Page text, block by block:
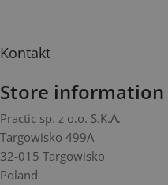
Kontakt
Store information
Practic sp. z o.o. S.K.A.
Targowisko 499A
32-015 Targowisko
Poland